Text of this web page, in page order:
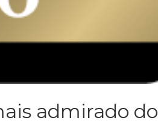
admirado do